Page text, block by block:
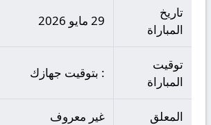
تاريخ
المباراة
29 مايو 2026
توقيت
المباراة
: بتوقيت جهازك
المعلق غير معروف